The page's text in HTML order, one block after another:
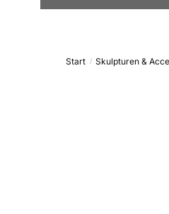
Start / Skulpturen &